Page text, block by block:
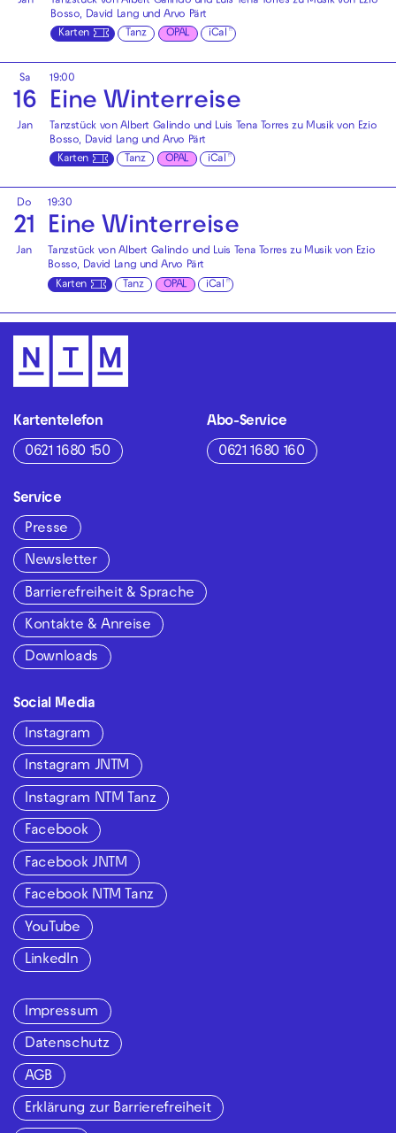
Bosso, David Lang und Arvo Pärt
Karten
Tanz OPAL iCal
Sa
16
Jan
19:00
Eine Winterreise
Tanzstück von Albert Galindo und Luis Tena Torres zu Musik von Ezio
Bosso, David Lang und Arvo Pärt
Karten
Tanz OPAL iCal
Do
21
Jan
19:30
Eine Winterreise
Tanzstück von Albert Galindo und Luis Tena Torres zu Musik von Ezio
Bosso, David Lang und Arvo Pärt
Karten
Tanz OPAL iCal
Kartentelefon
0621 1680 150
Abo-Service
0621 1680 160
Service
Presse
Newsletter
Barrierefreiheit & Sprache
Kontakte & Anreise
Downloads
Social Media
Instagram
Instagram JNTM
Instagram NTM Tanz
Facebook
Facebook JNTM
Facebook NTM Tanz
YouTube
LinkedIn
Impressum
Datenschutz
AGB
Erklärung zur Barrierefreiheit